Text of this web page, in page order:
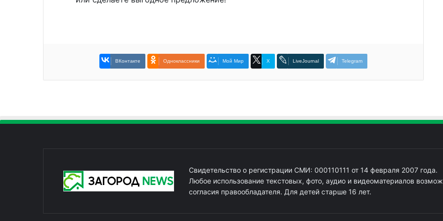
ВКонтакте Одноклассники Мой Мир X LiveJournal Telegram
Свидетельство о регистрации СМИ: 000110111 от 14 февраля 2007 года.
Любое использование текстовых, фото, аудио и видеоматериалов
согласия правообладателя. Для детей старше 16 лет.